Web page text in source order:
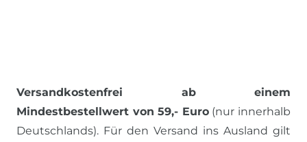
Versandkostenfrei ab einem
Mindestbestellwert von 59,- Euro(nur innerhalb
Deutschlands). Für den Versand ins Ausland gilt